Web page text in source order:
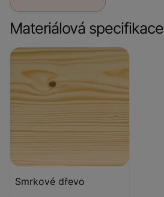
Materiálová specifikace
Smrkové dřevo